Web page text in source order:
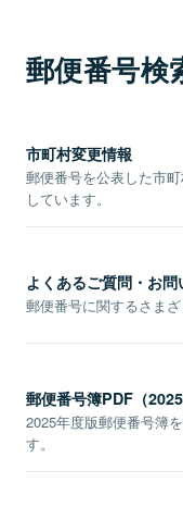
郵便番号検
市町村変更情報
郵便番号を公表した市
しています。
よくあるご質問・お問
郵便番号に関するさまざ
郵便番号簿PDF（2025
2025年度版郵便番号簿
す。